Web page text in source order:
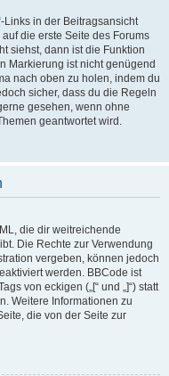
Links in der Beitragsansicht
die erste Seite des Forums
siehst, dann ist die Funktion
Markierung ist nicht genügend
nach oben zu holen, indem du
sicher, dass du die Regeln
gesehen, wenn ohne
geantwortet wird.
die dir weitreichende
Die Rechte zur Verwendung
vergeben, können jedoch
werden. BBCode ist
von eckigen („[“ und „]“) statt
Weitere Informationen zu
die von der Seite zur